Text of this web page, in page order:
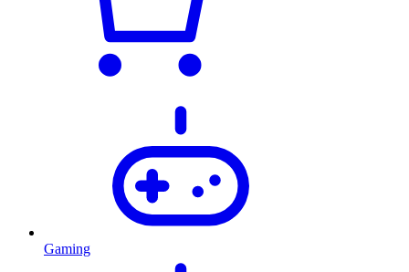
Gaming